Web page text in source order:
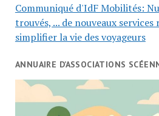
Communiqué d'IdF Mobilités:
trouvés, ... de nouveaux
simplifier la vie des voyageurs
ANNUAIRE D’ASSOCIATIONS